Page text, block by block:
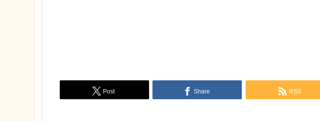
Post Share RSS